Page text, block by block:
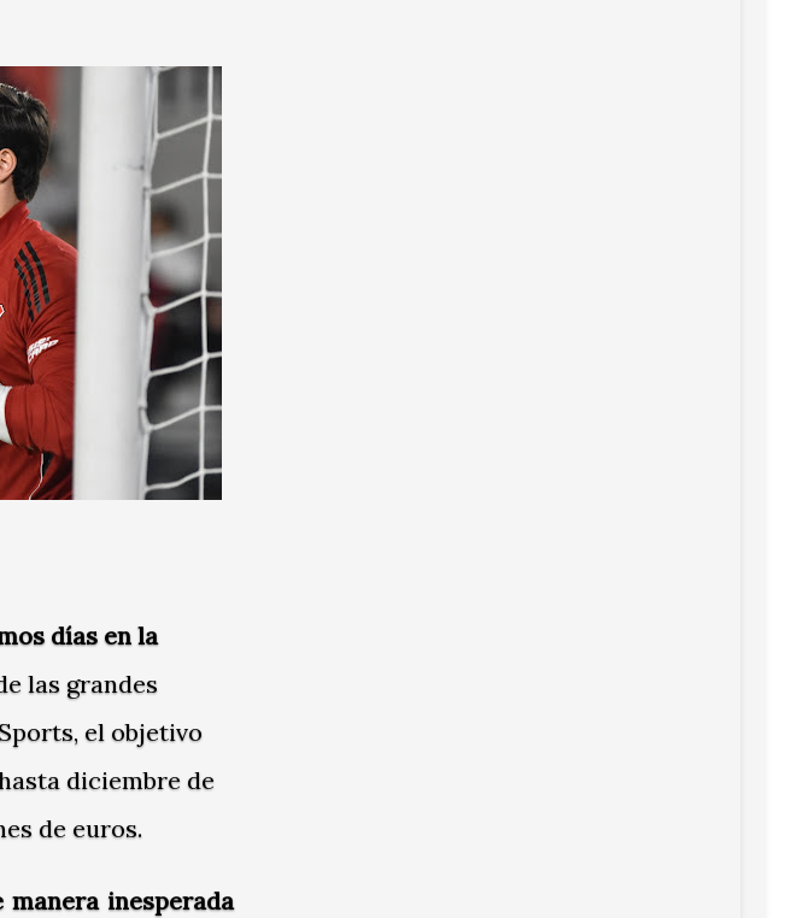
días en la
las grandes
, el objetivo
diciembre de
de euros.
manera inesperada